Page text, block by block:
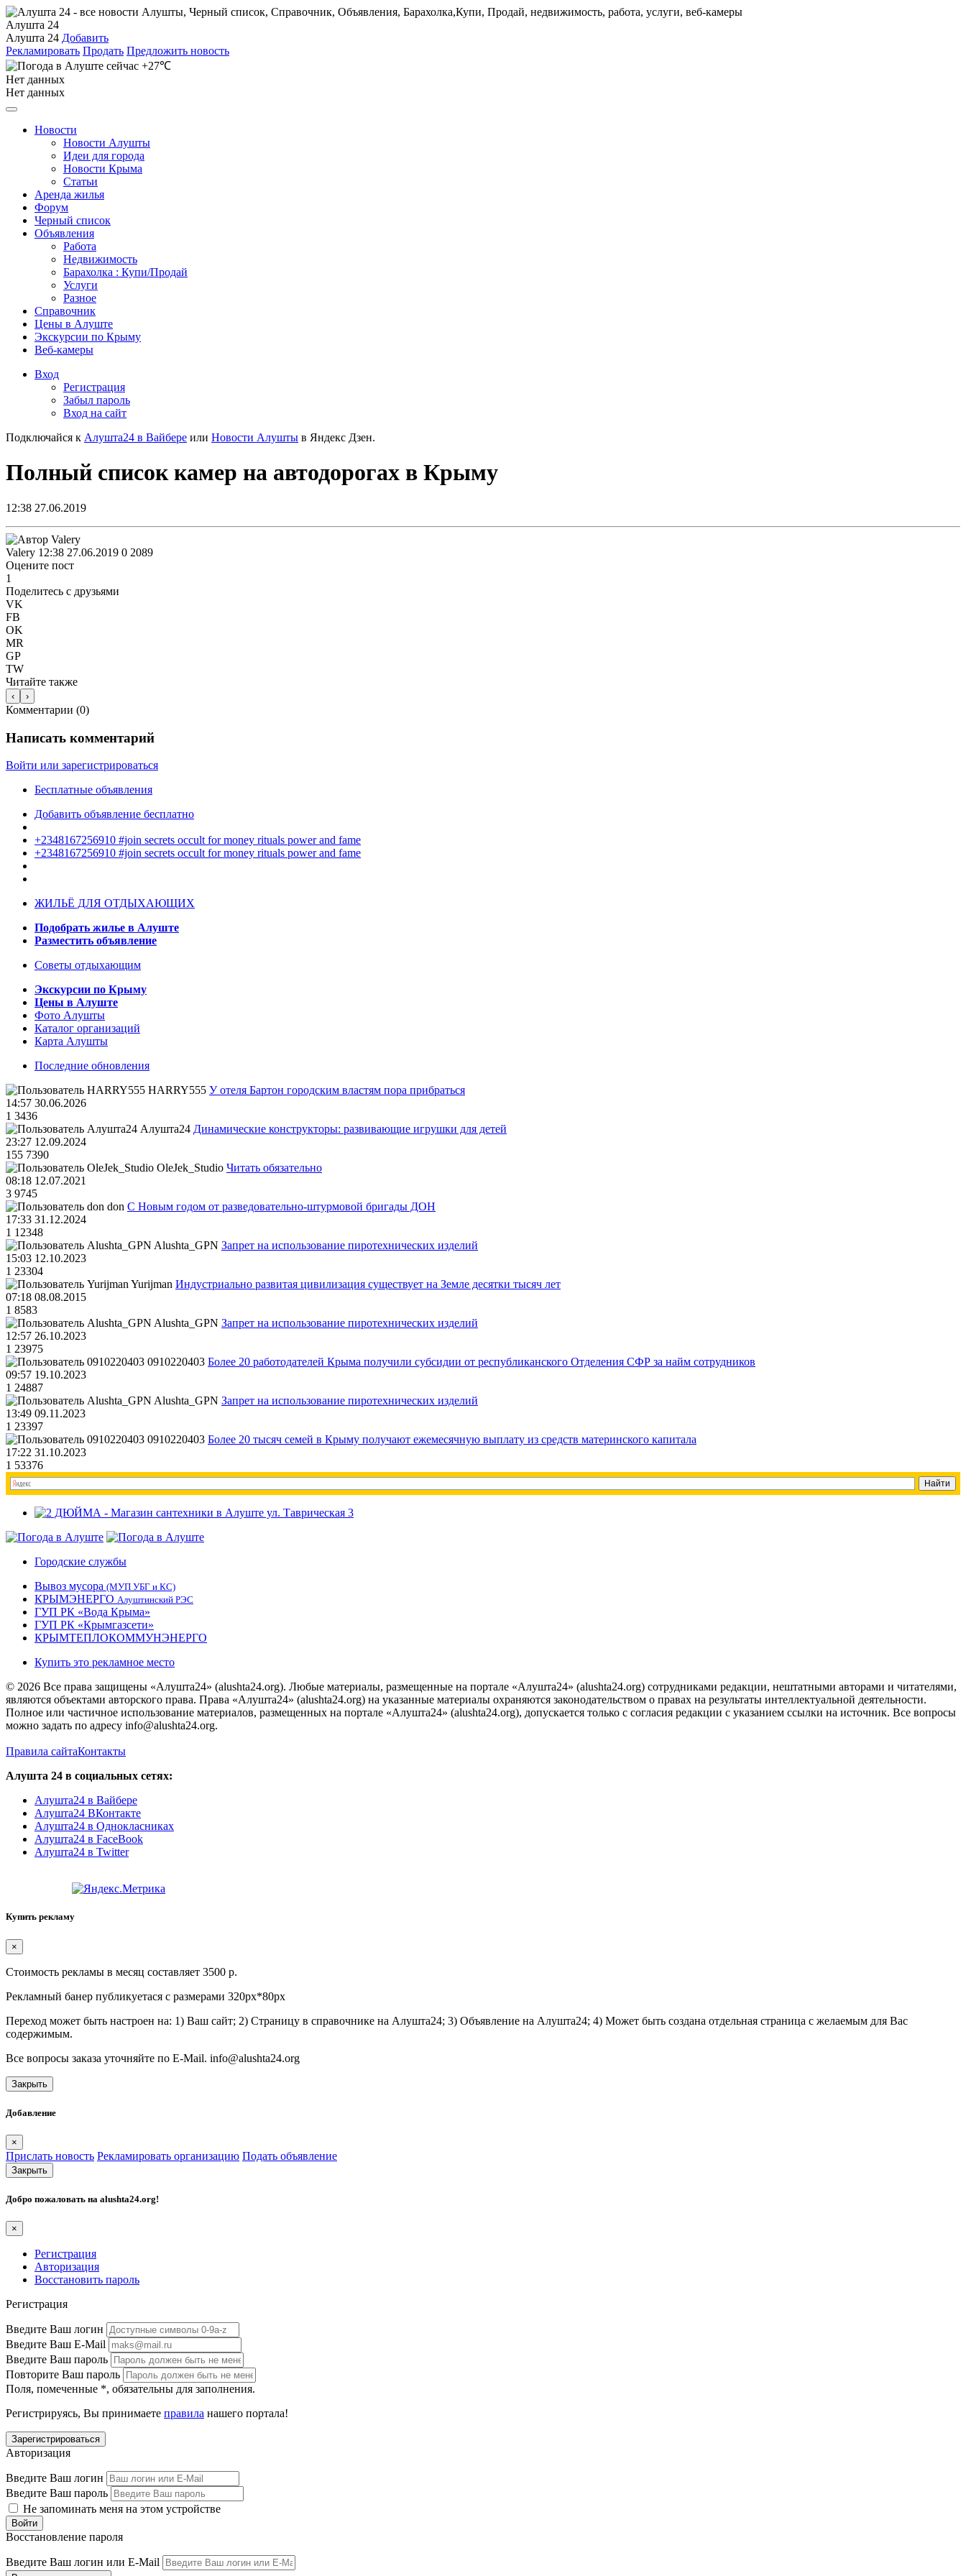
Алушта 24
Алушта 24 Добавить
Рекламировать Продать Предложить новость
+27℃
Нет данных
Нет данных
Новости
Новости Алушты
Идеи для города
Новости Крыма
Статьи
Аренда жилья
Форум
Черный список
Объявления
Работа
Недвижимость
Барахолка : Купи/Продай
Услуги
Разное
Справочник
Цены в Алуште
Экскурсии по Крыму
Веб-камеры
Вход
Регистрация
Забыл пароль
Вход на сайт
Подключайся к Алушта24 в Вайбере или Новости Алушты в Яндекс Дзен.
Полный список камер на автодорогах в Крыму
12:38 27.06.2019
Valery 12:38 27.06.2019 0 2089
Оцените пост
1
Поделитесь с друзьями
VK
FB
OK
MR
GP
TW
Читайте также
‹ ›
Комментарии (0)
Написать комментарий
Войти или зарегистрироваться
Бесплатные объявления
Добавить объявление бесплатно
+2348167256910 #join secrets occult for money rituals power and fame
+2348167256910 #join secrets occult for money rituals power and fame
ЖИЛЬЁ ДЛЯ ОТДЫХАЮЩИХ
Подобрать жилье в Алуште
Разместить объявление
Советы отдыхающим
Экскурсии по Крыму
Цены в Алуште
Фото Алушты
Каталог организаций
Карта Алушты
Последние обновления
HARRY555 У отеля Бартон городским властям пора прибраться
14:57 30.06.2026
1 3436
Алушта24 Динамические конструкторы: развивающие игрушки для детей
23:27 12.09.2024
155 7390
OleJek_Studio Читать обязательно
08:18 12.07.2021
3 9745
don С Новым годом от разведовательно-штурмовой бригады ДОН
17:33 31.12.2024
1 12348
Alushta_GPN Запрет на использование пиротехнических изделий
15:03 12.10.2023
1 23304
Yurijman Индустриально развитая цивилизация существует на Земле десятки тысяч лет
07:18 08.08.2015
1 8583
Alushta_GPN Запрет на использование пиротехнических изделий
12:57 26.10.2023
1 23975
0910220403 Более 20 работодателей Крыма получили субсидии от республиканского Отделения СФР за найм сотрудников
09:57 19.10.2023
1 24887
Alushta_GPN Запрет на использование пиротехнических изделий
13:49 09.11.2023
1 23397
0910220403 Более 20 тысяч семей в Крыму получают ежемесячную выплату из средств материнского капитала
17:22 31.10.2023
1 53376
Городские службы
Вывоз мусора (МУП УБГ и КС)
КРЫМЭНЕРГО Алуштинский РЭС
ГУП РК «Вода Крыма»
ГУП РК «Крымгазсети»
КРЫМТЕПЛОКОММУНЭНЕРГО
Купить это рекламное место
© 2026 Все права защищены «Алушта24» (alushta24.org). Любые материалы, размещенные на портале «Алушта24» (alushta24.org) сотрудниками редакции, нештатными авторами и читателями,
являются объектами авторского права. Права «Алушта24» (alushta24.org) на указанные материалы охраняются законодательством о правах на результаты интеллектуальной деятельности.
Полное или частичное использование материалов, размещенных на портале «Алушта24» (alushta24.org), допускается только с согласия редакции с указанием ссылки на источник. Все вопросы
можно задать по адресу info@alushta24.org.
Правила сайтаКонтакты
Алушта 24 в социальных сетях:
Алушта24 в Вайбере
Алушта24 ВКонтакте
Алушта24 в Однокласниках
Алушта24 в FaceBook
Алушта24 в Twitter
Купить рекламу
×
Стоимость рекламы в месяц составляет 3500 р.
Рекламный банер публикуетася с размерами 320px*80px
Переход может быть настроен на: 1) Ваш сайт; 2) Страницу в справочнике на Алушта24; 3) Объявление на Алушта24; 4) Может быть создана отдельная страница с желаемым для Вас
содержимым.
Все вопросы заказа уточняйте по E-Mail. info@alushta24.org
Закрыть
Добавление
×
Прислать новость Рекламировать организацию Подать объявление
Закрыть
Добро пожаловать на alushta24.org!
×
Регистрация
Авторизация
Восстановить пароль
Регистрация
Введите Ваш логин
Введите Ваш E-Mail
Введите Ваш пароль
Повторите Ваш пароль
Поля, помеченные *, обязательны для заполнения.
Регистрируясь, Вы принимаете правила нашего портала!
Авторизация
Введите Ваш логин
Введите Ваш пароль
Не запоминать меня на этом устройстве
Восстановление пароля
Введите Ваш логин или E-Mail